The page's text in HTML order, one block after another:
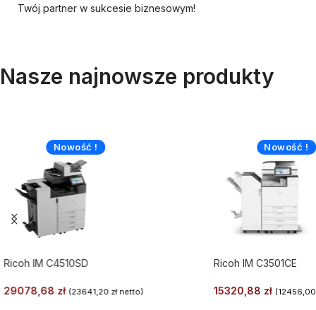
Twój partner w sukcesie biznesowym!
Nasze najnowsze produkty
Nowość !
Ricoh IM C4510SD
29078,68 zł (23641,20 złnetto)
Nowość !
Ricoh IM C3501CE
15320,88 zł (